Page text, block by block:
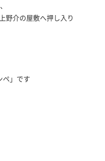
野介の屋敷へ押し入り
ペ」です